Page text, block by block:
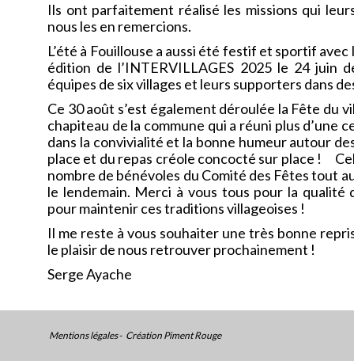
Ils ont parfaitement réalisé les missions qui
nous les en remercions.
L’été à Fouillouse a aussi été festif et sportif avec
édition de l’INTERVILLAGES 2025 le 24 juin
équipes de six villages et leurs supporters dans
Ce 30 août s’est également déroulée la Fête du
chapiteau de la commune qui a réuni plus d’une
dans la convivialité et la bonne humeur autour
place et du repas créole concocté sur place !
nombre de bénévoles du Comité des Fêtes tout
le lendemain. Merci à vous tous pour la qualité
pour maintenir ces traditions villageoises !
Il me reste à vous souhaiter une très bonne
le plaisir de nous retrouver prochainement !
Serge Ayache
Mentions légales- Création Piment Rouge